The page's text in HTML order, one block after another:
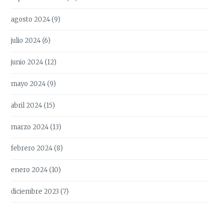
agosto 2024(9)
julio 2024(6)
junio 2024(12)
mayo 2024(9)
abril 2024(15)
marzo 2024(13)
febrero 2024(8)
enero 2024(10)
diciembre 2023 (7)